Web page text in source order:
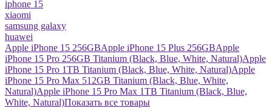
iphone 15
xiaomi
samsung galaxy
huawei
Apple iPhone 15 256GBApple iPhone 15 Plus 256GBApple
iPhone 15 Pro 256GB Titanium (Black, Blue, White, Natural)Apple
iPhone 15 Pro 1TB Titanium (Black, Blue, White, Natural)Apple
iPhone 15 Pro Max 512GB Titanium (Black, Blue, White,
Natural)Apple iPhone 15 Pro Max 1TB Titanium (Black, Blue,
White, Natural)Показать все товары